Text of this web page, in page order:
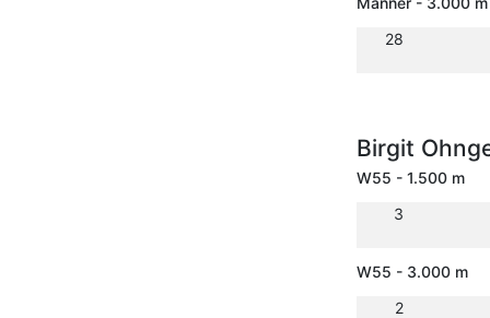
28
Birgit
W55 - 1.500 m
3
W55 - 3.000 m
2